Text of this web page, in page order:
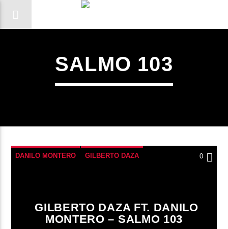
CANCIÓN ACTUAL
TÍTULO
SALMO 103
DANILO MONTERO GILBERTO DAZA 0
GILBERTO DAZA FT. DANILO
MONTERO – SALMO 103